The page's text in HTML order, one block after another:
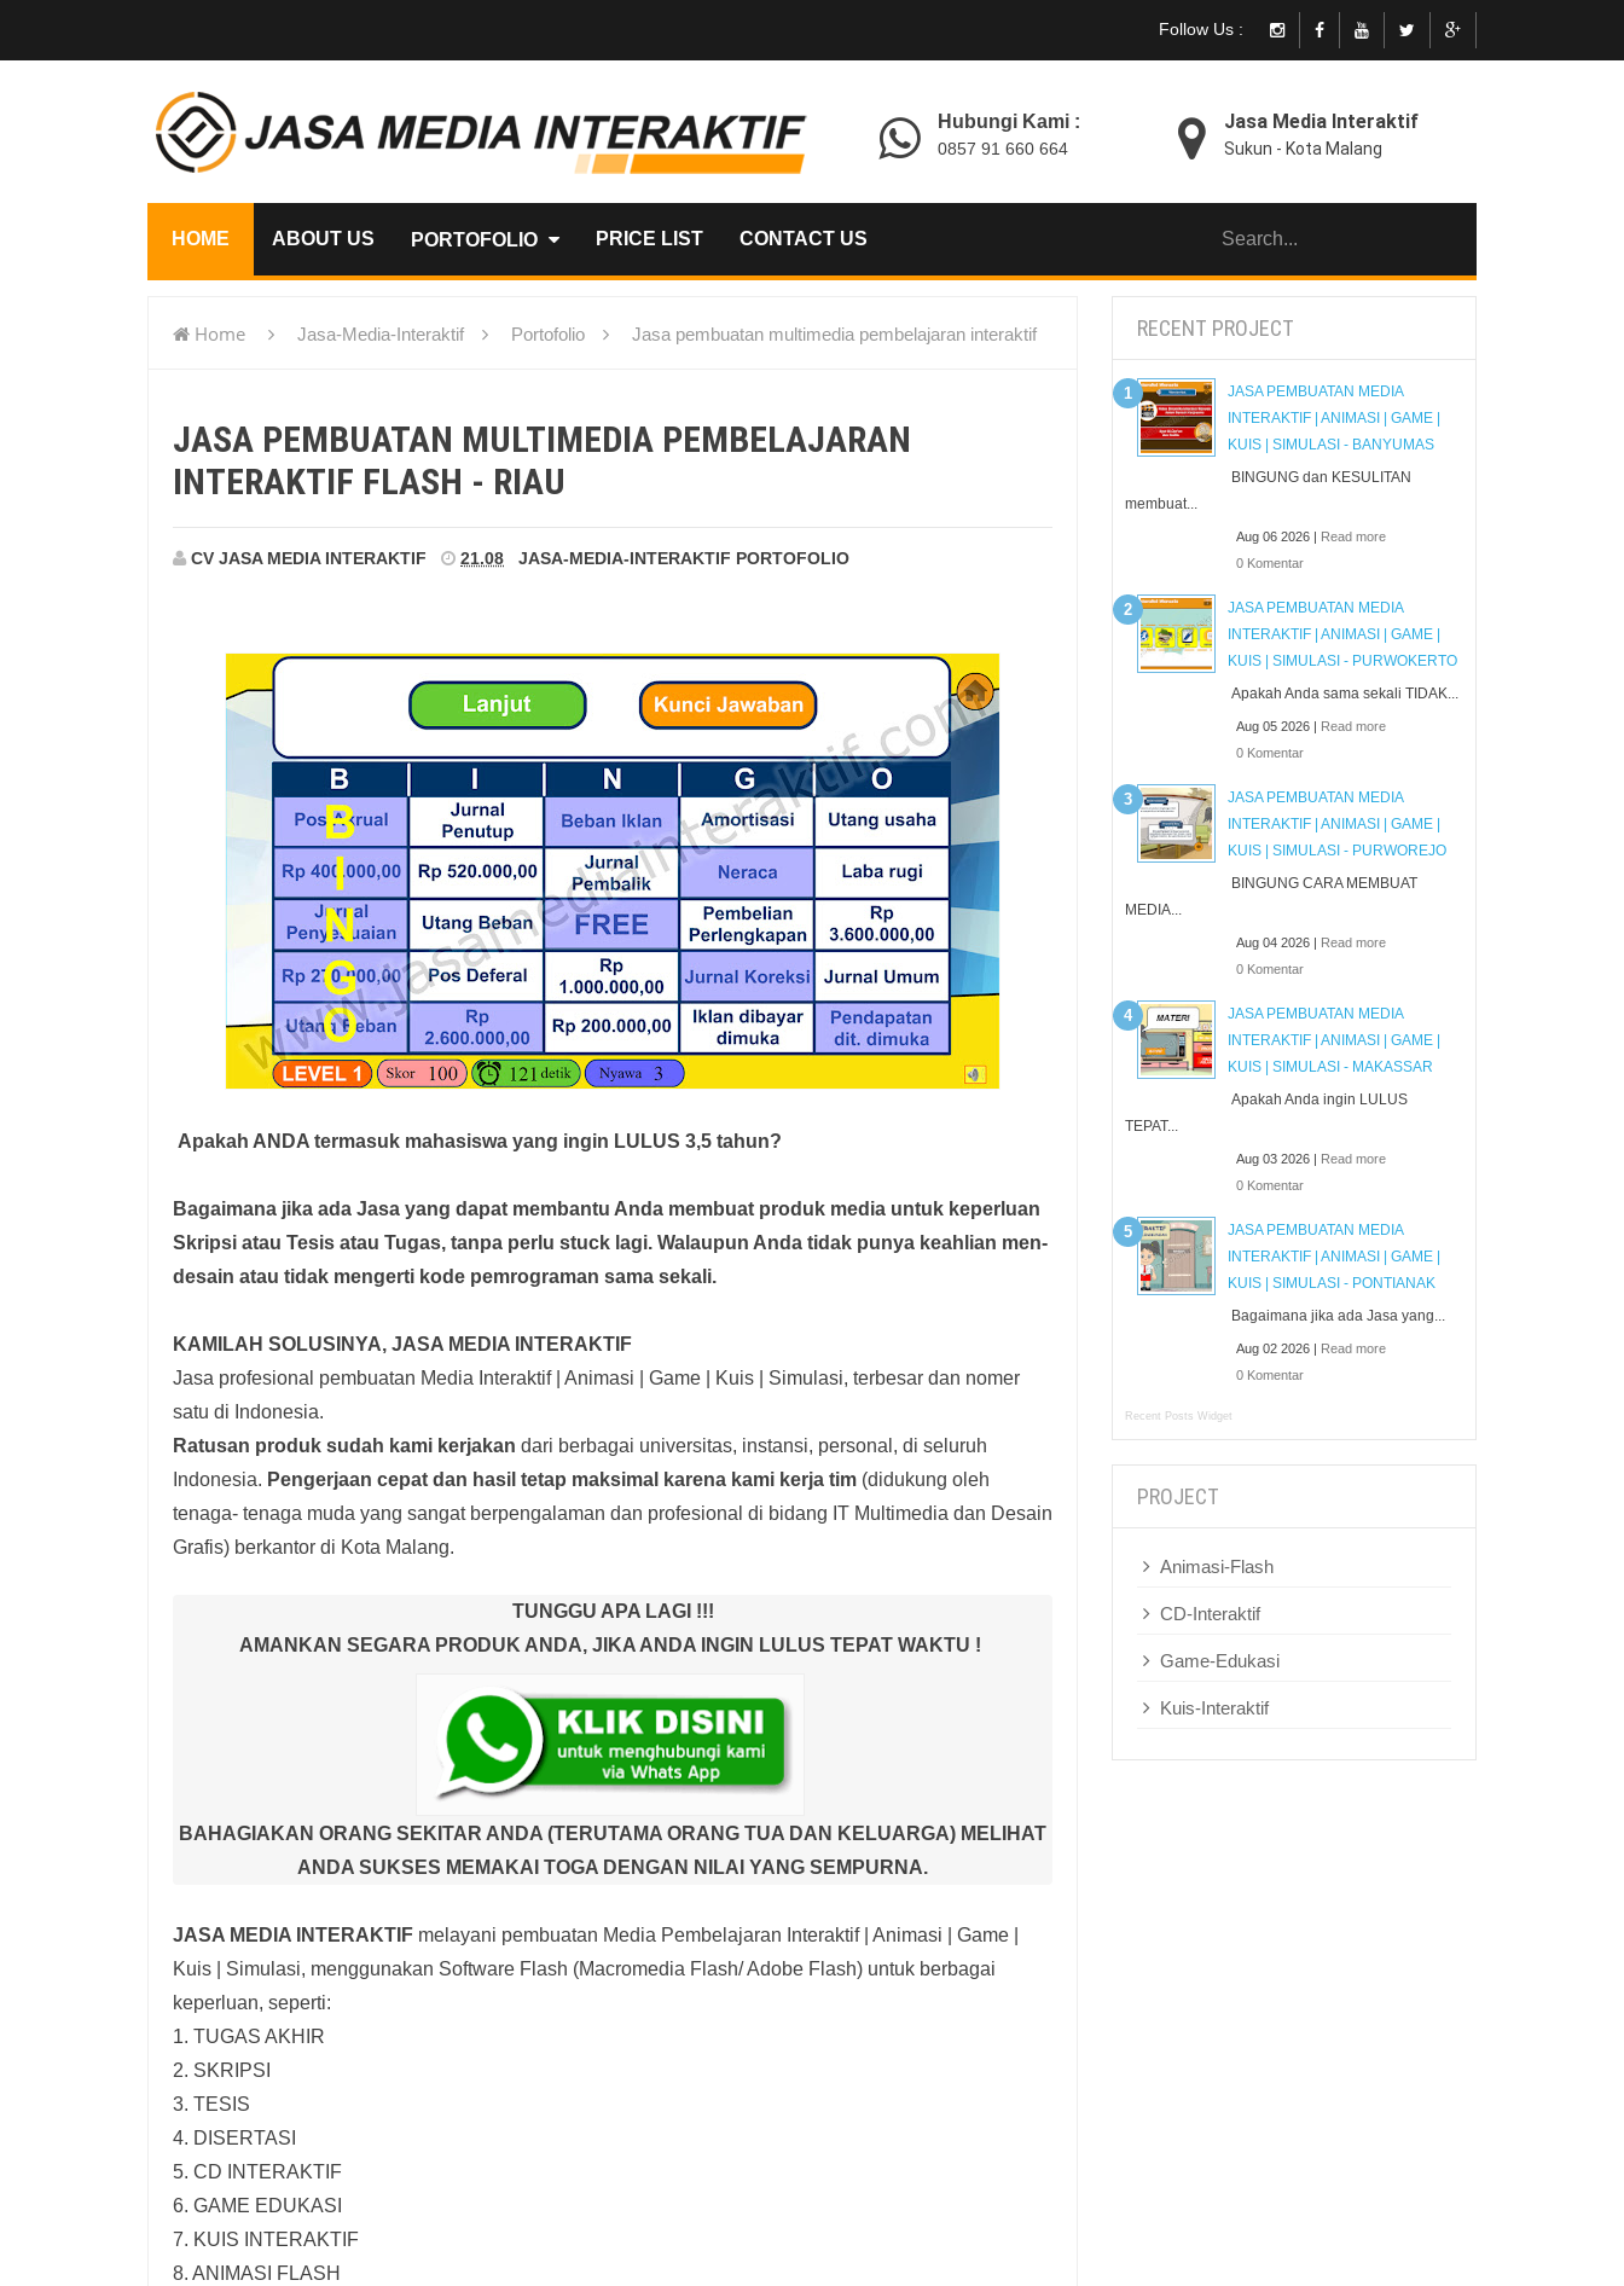
Follow Us :
Hubungi Kami :
0857 91 660 664
Jasa Media Interaktif
Sukun - Kota Malang
HOME ABOUT US PORTOFOLIO PRICE LIST CONTACT US
Home Jasa-Media-Interaktif Portofolio Jasa pembuatan multimedia pembelajaran interaktif
JASA PEMBUATAN MULTIMEDIA PEMBELAJARAN
INTERAKTIF FLASH - RIAU
CV JASA MEDIA INTERAKTIF 21.08 JASA-MEDIA-INTERAKTIF PORTOFOLIO
Apakah ANDA termasuk mahasiswa yang ingin LULUS 3,5 tahun?
Bagaimana jika ada Jasa yang dapat membantu Anda membuat produk media untuk keperluan
Skripsi atau Tesis atau Tugas, tanpa perlu stuck lagi. Walaupun Anda tidak punya keahlian men-
desain atau tidak mengerti kode pemrograman sama sekali.
KAMILAH SOLUSINYA, JASA MEDIA INTERAKTIF
Jasa profesional pembuatan Media Interaktif | Animasi | Game | Kuis | Simulasi, terbesar dan nomer
satu di Indonesia.
Ratusan produk sudah kami kerjakan dari berbagai universitas, instansi, personal, di seluruh
Indonesia. Pengerjaan cepat dan hasil tetap maksimal karena kami kerja tim (didukung oleh
tenaga- tenaga muda yang sangat berpengalaman dan profesional di bidang IT Multimedia dan Desain
Grafis) berkantor di Kota Malang.
TUNGGU APA LAGI !!!
AMANKAN SEGARA PRODUK ANDA, JIKA ANDA INGIN LULUS TEPAT WAKTU !
BAHAGIAKAN ORANG SEKITAR ANDA (TERUTAMA ORANG TUA DAN KELUARGA) MELIHAT
ANDA SUKSES MEMAKAI TOGA DENGAN NILAI YANG SEMPURNA.
JASA MEDIA INTERAKTIF melayani pembuatan Media Pembelajaran Interaktif| Animasi | Game |
Kuis | Simulasi, menggunakan Software Flash (Macromedia Flash/ Adobe Flash) untuk berbagai
keperluan, seperti:
1. TUGAS AKHIR
2. SKRIPSI
3. TESIS
4. DISERTASI
5. CD INTERAKTIF
6. GAME EDUKASI
7. KUIS INTERAKTIF
8. ANIMASI FLASH
RECENT PROJECT
JASA PEMBUATAN MEDIA
INTERAKTIF | ANIMASI | GAME |
KUIS | SIMULASI - BANYUMAS
BINGUNG dan KESULITAN
membuat...
Aug 06 2026 | Read more
0 Komentar
JASA PEMBUATAN MEDIA
INTERAKTIF | ANIMASI | GAME |
KUIS | SIMULASI - PURWOKERTO
Apakah Anda sama sekali TIDAK...
Aug 05 2026 | Read more
0 Komentar
JASA PEMBUATAN MEDIA
INTERAKTIF | ANIMASI | GAME |
KUIS | SIMULASI - PURWOREJO
BINGUNG CARA MEMBUAT
MEDIA...
Aug 04 2026 | Read more
0 Komentar
JASA PEMBUATAN MEDIA
INTERAKTIF | ANIMASI | GAME |
KUIS | SIMULASI - MAKASSAR
Apakah Anda ingin LULUS
TEPAT...
Aug 03 2026 | Read more
0 Komentar
JASA PEMBUATAN MEDIA
INTERAKTIF | ANIMASI | GAME |
KUIS | SIMULASI - PONTIANAK
Bagaimana jika ada Jasa yang...
Aug 02 2026 | Read more
0 Komentar
Recent Posts Widget
PROJECT
Animasi-Flash
CD-Interaktif
Game-Edukasi
Kuis-Interaktif